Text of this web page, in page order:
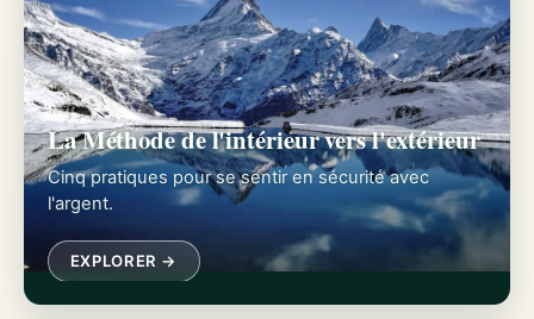
La Méthode de l'intérieur vers l'extérieur
Cinq pratiques pour se sentir en sécurité avec
l'argent.
EXPLORER →